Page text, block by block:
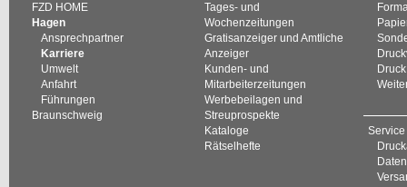
FZD HOME
Hagen
Ansprechpartner
Karriere
Umwelt
Anfahrt
Führungen
Braunschweig
Tages- und
Wochenzeitungen
Gratisanzeiger und Amtliche
Anzeiger
Kunden- und
Mitarbeiterzeitungen
Werbebeilagen und
Streuprospekte
Kataloge
Rätselhefte
Druck
Service